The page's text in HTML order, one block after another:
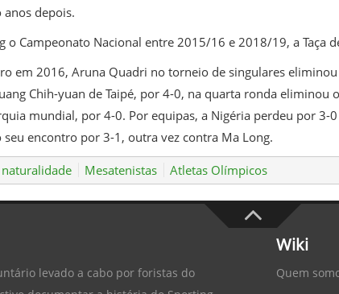
anos depois.
o Campeonato Nacional entre 2015/16 e 2018/19, a Taça
em 2016, Aruna Quadri no torneio de singulares
Chih-yuan de Taipé, por 4-0, na quarta ronda
mundial, por 4-0. Por equipas, a Nigéria perdeu por
encontro por 3-1, outra vez contra Ma Long.
Mesatenistas Atletas Olímpicos
levado a cabo por foristas do
Wiki
Quem